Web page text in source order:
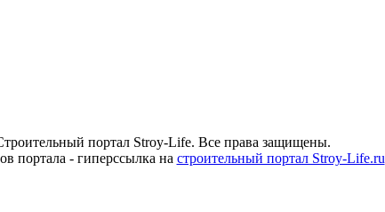
портал Stroy-Life. Все права защищены.
портала - гиперссылка на строительный портал Stroy-Life.ru